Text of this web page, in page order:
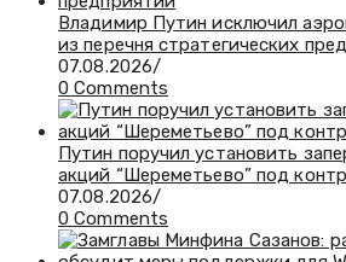
Владимир Путин исключил
из перечня стратегических
07.08.2026/
0 Comments
Путин поручил установить
акций “Шереметьево” под
07.08.2026/
0 Comments